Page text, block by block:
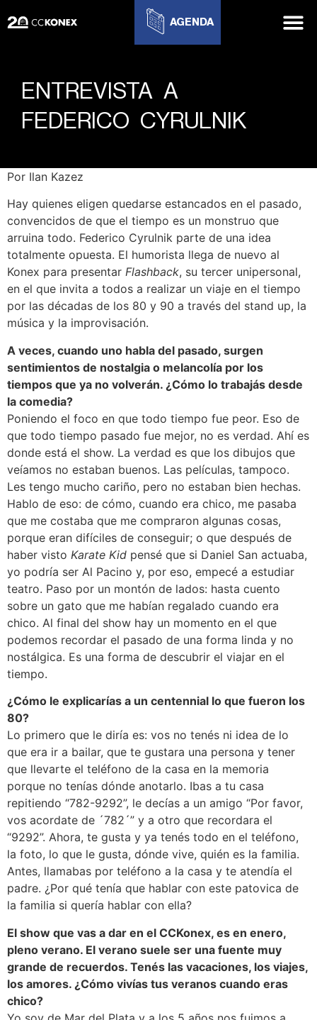
AGENDA
ENTREVISTA A
FEDERICO CYRULNIK
Por Ilan Kazez
Hay quienes eligen quedarse estancados en el pasado,
convencidos de que el tiempo es un monstruo que
arruina todo. Federico Cyrulnik parte de una idea
totalmente opuesta. El humorista llega de nuevo al
Konex para presentar Flashback, su tercer unipersonal,
en el que invita a todos a realizar un viaje en el tiempo
por las décadas de los 80 y 90 a través del stand up, la
música y la improvisación.
A veces, cuando uno habla del pasado, surgen
sentimientos de nostalgia o melancolía por los
tiempos que ya no volverán. ¿Cómo lo trabajás desde
la comedia?
Poniendo el foco en que todo tiempo fue peor. Eso de
que todo tiempo pasado fue mejor, no es verdad. Ahí es
donde está el show. La verdad es que los dibujos que
veíamos no estaban buenos. Las películas, tampoco.
Les tengo mucho cariño, pero no estaban bien hechas.
Hablo de eso: de cómo, cuando era chico, me pasaba
que me costaba que me compraron algunas cosas,
porque eran difíciles de conseguir; o que después de
haber visto Karate Kid pensé que si Daniel San actuaba,
yo podría ser Al Pacino y, por eso, empecé a estudiar
teatro. Paso por un montón de lados: hasta cuento
sobre un gato que me habían regalado cuando era
chico. Al final del show hay un momento en el que
podemos recordar el pasado de una forma linda y no
nostálgica. Es una forma de descubrir el viajar en el
tiempo.
¿Cómo le explicarías a un centennial lo que fueron los
80?
Lo primero que le diría es: vos no tenés ni idea de lo
que era ir a bailar, que te gustara una persona y tener
que llevarte el teléfono de la casa en la memoria
porque no tenías dónde anotarlo. Ibas a tu casa
repitiendo “782-9292”, le decías a un amigo “Por favor,
vos acordate de ´782´” y a otro que recordara el
“9292”. Ahora, te gusta y ya tenés todo en el teléfono,
la foto, lo que le gusta, dónde vive, quién es la familia.
Antes, llamabas por teléfono a la casa y te atendía el
padre. ¿Por qué tenía que hablar con este patovica de
la familia si quería hablar con ella?
El show que vas a dar en el CCKonex, es en enero,
pleno verano. El verano suele ser una fuente muy
grande de recuerdos. Tenés las vacaciones, los viajes,
los amores. ¿Cómo vivías tus veranos cuando eras
chico?